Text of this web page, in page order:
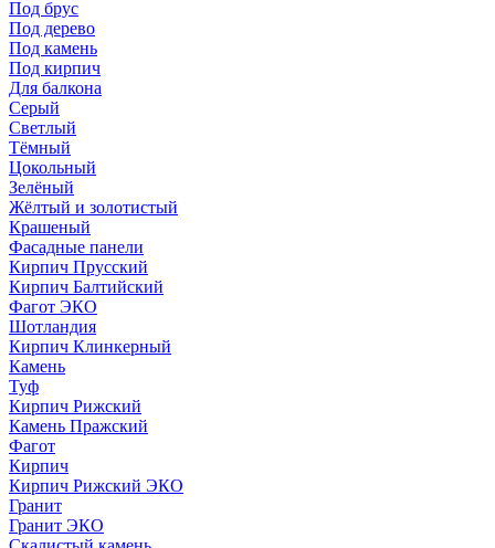
Под брус
Под дерево
Под камень
Под кирпич
Для балкона
Серый
Светлый
Тёмный
Цокольный
Зелёный
Жёлтый и золотистый
Крашеный
Фасадные панели
Кирпич Прусский
Кирпич Балтийский
Фагот ЭКО
Шотландия
Кирпич Клинкерный
Камень
Туф
Кирпич Рижский
Камень Пражский
Фагот
Кирпич
Кирпич Рижский ЭКО
Гранит
Гранит ЭКО